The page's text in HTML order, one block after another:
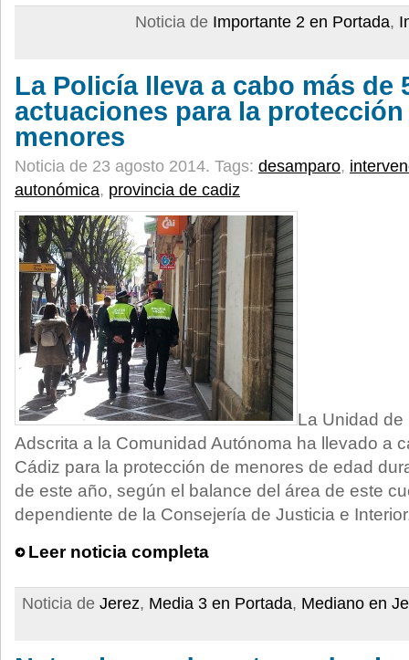
Noticia de Importante 2 en Portada,
La Policía lleva a cabo más de
actuaciones para la
menores
Noticia de 23 agosto 2014. Tags: desamparo,
autonómica, provincia de cadiz
La Unidad
Adscrita a la Comunidad Autónoma ha llevado a
Cádiz para la protección de menores de edad
de este año, según el balance del área de este
dependiente de la Consejería de Justicia e
Leer noticia completa
Noticia de Jerez, Media 3 en Portada, Mediano en